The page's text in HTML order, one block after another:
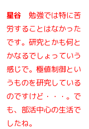
星谷 勉強では特に苦
労することはなかった
です。研究とかも何と
かなるでしょっていう
感じで。極値制御とい
うものを研究している
のですけど・・・。で
も、部活中心の生活で
したね。